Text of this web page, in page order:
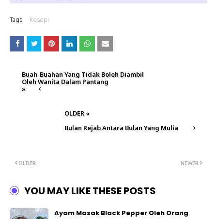
Tags: Resepi
Buah-Buahan Yang Tidak Boleh Diambil
Oleh Wanita Dalam Pantang
»
OLDER «
Bulan Rejab Antara Bulan Yang Mulia
NEWER
OLDER
YOU MAY LIKE THESE POSTS
Ayam Masak Black Pepper Oleh Orang